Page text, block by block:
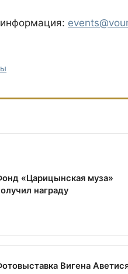
«Царицынская муза»
награду
Вигена